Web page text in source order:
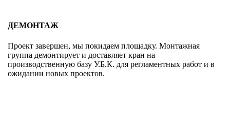
ДЕМОНТАЖ
Проект завершен, мы покидаем площадку. Монтажная
группа демонтирует и доставляет кран на
производственную базу У.Б.К. для регламентных работ и в
ожидании новых проектов.